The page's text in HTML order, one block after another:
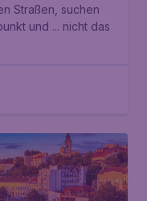
Straßen, suchen
und ... nicht das